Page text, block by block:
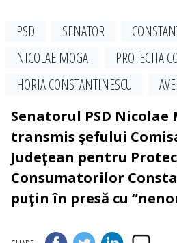
PSD SENATOR
NICOLAE MOGA
PROTECTIA
HORIA CONSTANTINESCU
Senatorul PSD Nicolae
transmis şefului
Judeţean pentru
Consumatorilor
puţin în presă cu